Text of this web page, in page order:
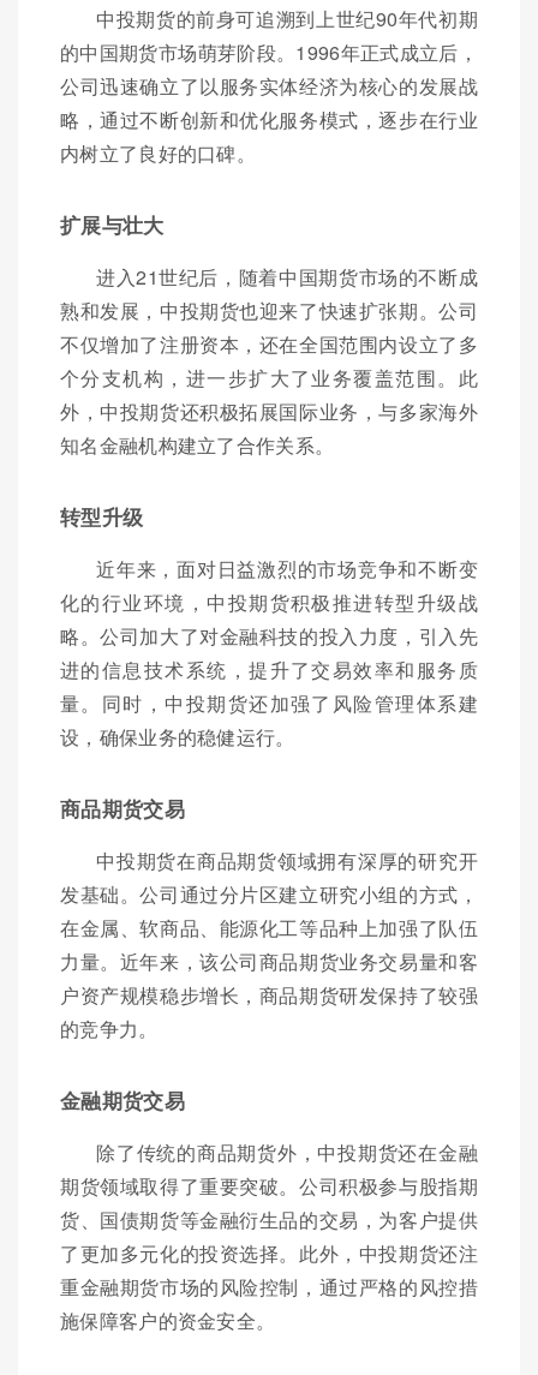
中投期货的前身可追溯到上世纪90年代初期
的中国期货市场萌芽阶段。1996年正式成立后，
公司迅速确立了以服务实体经济为核心的发展战
略，通过不断创新和优化服务模式，逐步在行业
内树立了良好的口碑。
扩展与壮大
进入21世纪后，随着中国期货市场的不断成
熟和发展，中投期货也迎来了快速扩张期。公司
不仅增加了注册资本，还在全国范围内设立了多
个分支机构，进一步扩大了业务覆盖范围。此
外，中投期货还积极拓展国际业务，与多家海外
知名金融机构建立了合作关系。
转型升级
近年来，面对日益激烈的市场竞争和不断变
化的行业环境，中投期货积极推进转型升级战
略。公司加大了对金融科技的投入力度，引入先
进的信息技术系统，提升了交易效率和服务质
量。同时，中投期货还加强了风险管理体系建
设，确保业务的稳健运行。
商品期货交易
中投期货在商品期货领域拥有深厚的研究开
发基础。公司通过分片区建立研究小组的方式，
在金属、软商品、能源化工等品种上加强了队伍
力量。近年来，该公司商品期货业务交易量和客
户资产规模稳步增长，商品期货研发保持了较强
的竞争力。
金融期货交易
除了传统的商品期货外，中投期货还在金融
期货领域取得了重要突破。公司积极参与股指期
货、国债期货等金融衍生品的交易，为客户提供
了更加多元化的投资选择。此外，中投期货还注
重金融期货市场的风险控制，通过严格的风控措
施保障客户的资金安全。